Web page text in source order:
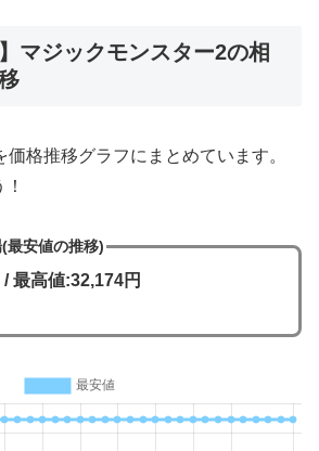
マジックモンスター2の相
格推移グラフにまとめています。
最安値の推移)
最高値:32,174円